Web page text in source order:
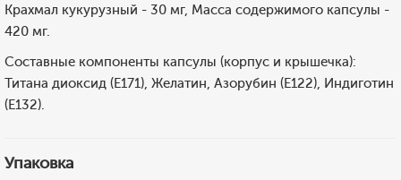
Крахмал кукурузный - 30 мг, Масса содержимого капсулы -
420 мг.
Составные компоненты капсулы (корпус и крышечка):
Титана диоксид (Е171), Желатин, Азорубин (Е122), Индиготин
(Е132).
Упаковка